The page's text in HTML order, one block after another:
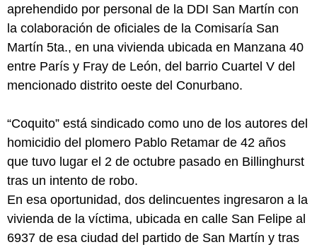
aprehendido por personal de la DDI San Martín con
la colaboración de oficiales de la Comisaría San
Martín 5ta., en una vivienda ubicada en Manzana 40
entre París y Fray de León, del barrio Cuartel V del
mencionado distrito oeste del Conurbano.
“Coquito” está sindicado como uno de los autores del
homicidio del plomero Pablo Retamar de 42 años
que tuvo lugar el 2 de octubre pasado en Billinghurst
tras un intento de robo.
En esa oportunidad, dos delincuentes ingresaron a la
vivienda de la víctima, ubicada en calle San Felipe al
6937 de esa ciudad del partido de San Martín y tras